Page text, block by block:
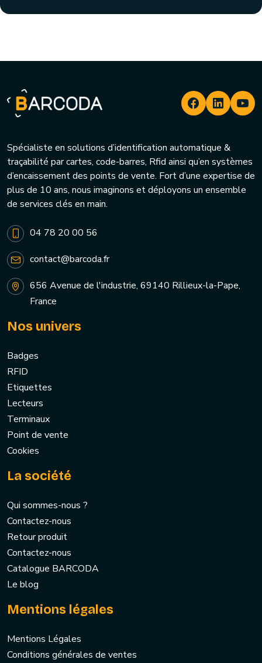
Spécialiste en solutions d’identification automatique &
traçabilité par cartes, code-barres, Rfid ainsi qu’en systèmes
d’encaissement des points de vente. Fort d’une expertise de
plus de 10 ans, nous imaginons et déployons un ensemble
de services clés en main.
04 78 20 00 56
contact@barcoda.fr
656 Avenue de l'industrie, 69140 Rillieux-la-Pape,
France
Nos univers
Badges
RFID
Etiquettes
Lecteurs
Terminaux
Point de vente
Cookies
La société
Qui sommes-nous ?
Contactez-nous
Retour produit
Contactez-nous
Catalogue BARCODA
Le blog
Mentions légales
Mentions Légales
Conditions générales de ventes